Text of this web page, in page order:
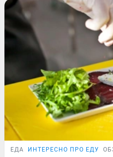
ЕДА ИНТЕРЕСНО ПРО ЕДУ